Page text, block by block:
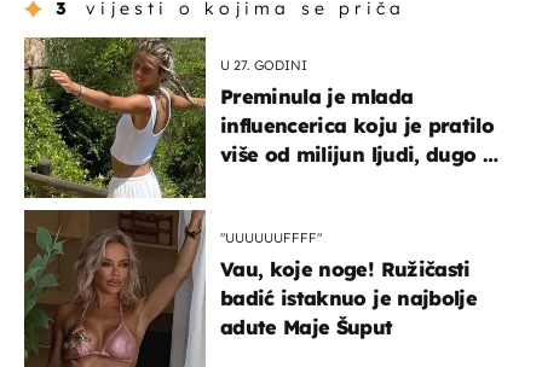
3 vijesti o kojima se priča
U 27. GODINI
Preminula je mlada
influencerica koju je pratilo
više od milijun ljudi, dugo se
"UUUUUUFFFF"
Vau, koje noge! Ružičasti
badić istaknuo je najbolje
adute Maje Šuput